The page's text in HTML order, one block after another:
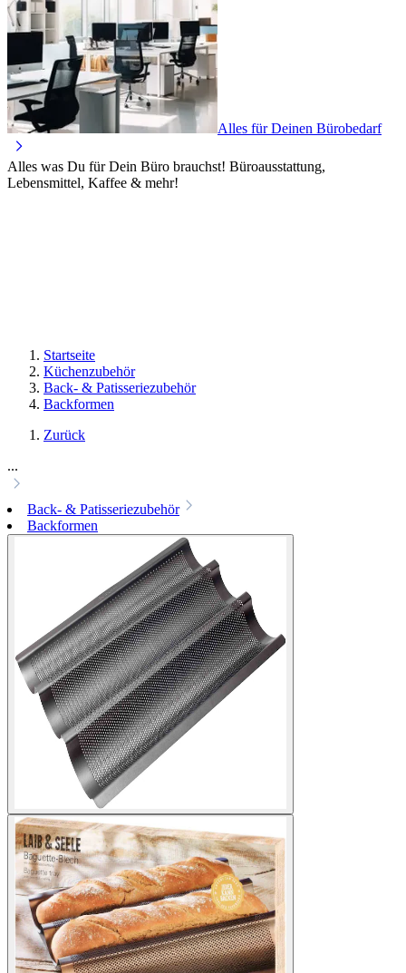
Alles für Deinen Bürobedarf
Alles was Du für Dein Büro brauchst! Büroausstattung,
Lebensmittel, Kaffee & mehr!
Startseite
Küchenzubehör
Back- & Patisseriezubehör
Backformen
Zurück
...
Back- & Patisseriezubehör
Backformen